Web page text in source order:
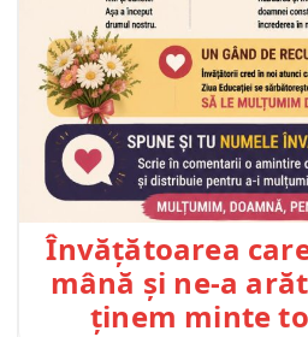
Învățătoarea
mână și ne-a
ținem minte